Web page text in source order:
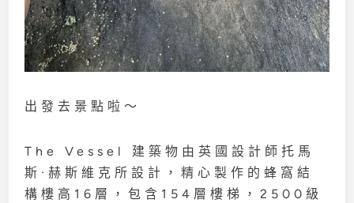
出發去景點啦～
The Vessel 建築物由英國設計師托馬
斯·赫斯維克所設計，精心製作的蜂窩結
構樓高16層，包含154層樓梯，2500級